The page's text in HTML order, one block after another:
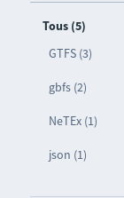
Tous (5)
GTFS (3)
gbfs (2)
NeTEx (1)
json (1)